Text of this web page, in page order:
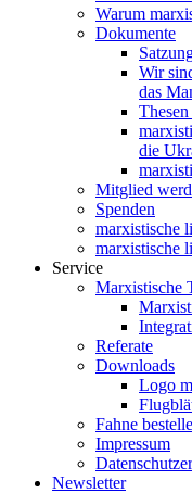
Warum
Dokumente
Wir
das
die
Mitglied
Spenden
marxistische
marxistische
Service
Marxistische
Referate
Downloads
Logo
Fahne
Impressum
Newsletter